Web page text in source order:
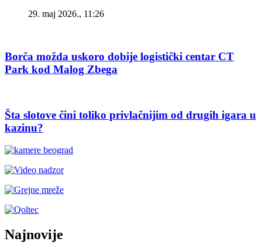
29. maj 2026., 11:26
Borča možda uskoro dobije logistički centar CT
Park kod Malog Zbega
Šta slotove čini toliko privlačnijim od drugih igara u
kazinu?
Najnovije